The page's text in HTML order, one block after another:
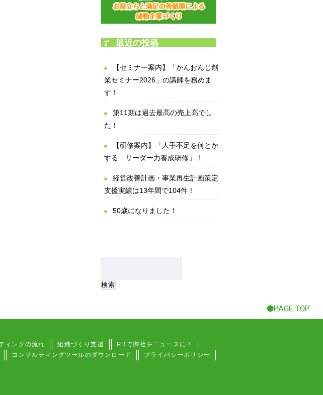
最近の投稿
【セミナー案内】「かんおんじ創
業セミナー2026」の講師を務めま
す！
第11期は過去最高の売上高でし
た！
【研修案内】「人手不足を何とか
する リーダー力養成研修」！
経営改善計画・事業再生計画策定
支援実績は13年間で104件！
50歳になりました！
ィングの流れ 組織づくり支援
PRで御社をニュースに！
コンサルティングツールのダウンロード
プライバシーポリシー